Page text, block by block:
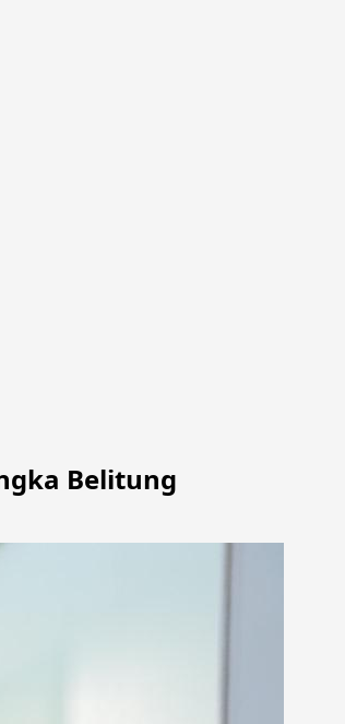
Belitung